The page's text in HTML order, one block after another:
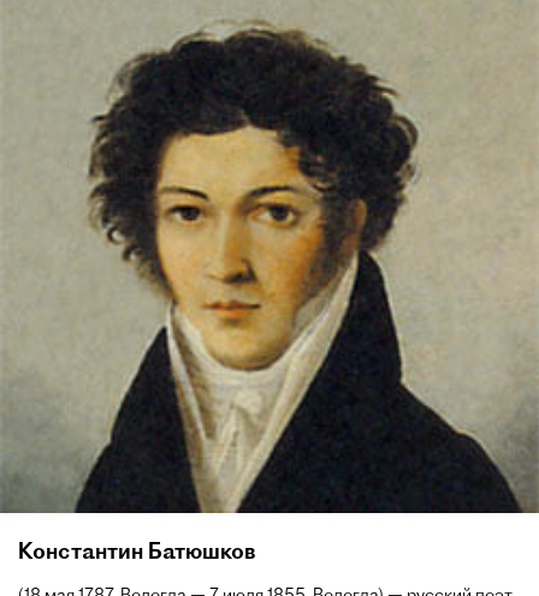
Константин Батюшков